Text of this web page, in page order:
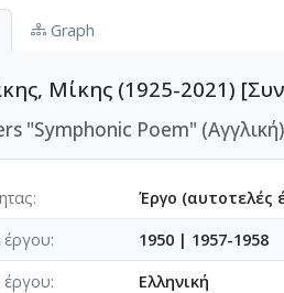
Graph
Μίκης (1925-2021)
"Symphonic Poem" (Αγγλική)
Έργο (αυτοτελές
έργου
1950 | 1957-1958
Ελληνική